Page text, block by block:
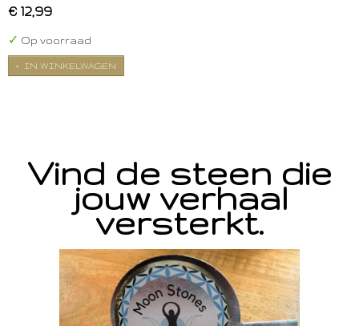
€ 12,99
✓ Op voorraad
IN WINKELWAGEN
Vind de steen die
jouw verhaal
versterkt.